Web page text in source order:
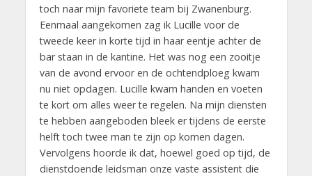
toch naar mijn favoriete team bij Zwanenburg.
Eenmaal aangekomen zag ik Lucille voor de
tweede keer in korte tijd in haar eentje achter de
bar staan in de kantine. Het was nog een zooitje
van de avond ervoor en de ochtendploeg kwam
nu niet opdagen. Lucille kwam handen en voeten
te kort om alles weer te regelen. Na mijn diensten
te hebben aangeboden bleek er tijdens de eerste
helft toch twee man te zijn op komen dagen.
Vervolgens hoorde ik dat, hoewel goed op tijd, de
dienstdoende leidsman onze vaste assistent die